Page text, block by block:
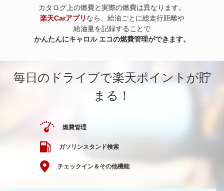
カタログ上の燃費と実際の燃費は異なります。
楽天Carアプリ なら、給油ごとに総走行距離や
給油量を記録することで
かんたんにキャロル エコの燃費管理ができます。
毎日のドライブで楽天ポイントが貯
まる！
燃費管理
ガソリンスタンド検索
チェックイン＆その他機能